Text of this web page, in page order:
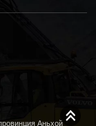
Аньхой